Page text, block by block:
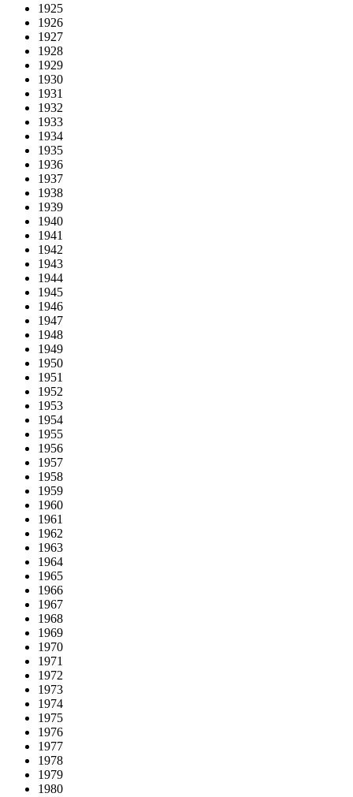
1925
1926
1927
1928
1929
1930
1931
1932
1933
1934
1935
1936
1937
1938
1939
1940
1941
1942
1943
1944
1945
1946
1947
1948
1949
1950
1951
1952
1953
1954
1955
1956
1957
1958
1959
1960
1961
1962
1963
1964
1965
1966
1967
1968
1969
1970
1971
1972
1973
1974
1975
1976
1977
1978
1979
1980